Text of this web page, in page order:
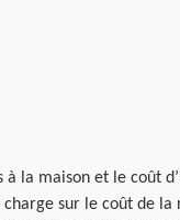
à la maison et le coût
sur le coût de la